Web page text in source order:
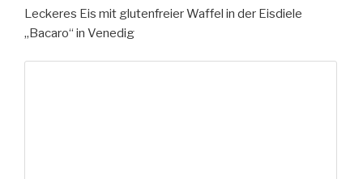
Leckeres Eis mit glutenfreier Waffel in der Eisdiele
„Bacaro“ in Venedig